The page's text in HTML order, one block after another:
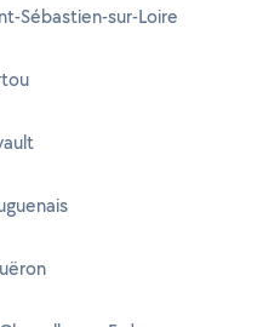
Sébastien-sur-Loire